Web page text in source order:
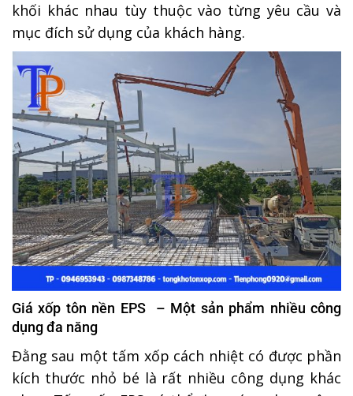
khối khác nhau tùy thuộc vào từng yêu cầu và
mục đích sử dụng của khách hàng.
Giá xốp tôn nền EPS – Một sản phẩm nhiều công
dụng đa năng
Đằng sau một tấm xốp cách nhiệt có được phần
kích thước nhỏ bé là rất nhiều công dụng khác